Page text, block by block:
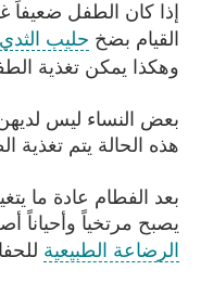
إذا كان الطفل
القيام بضخ حليب الثدي
وهكذا يمكن تغذية
بعض النساء ليس
هذه الحالة يتم
بعد الفطام عادة ما
يصبح مرتخياً وأحياناً
الرضاعة الطبيعية